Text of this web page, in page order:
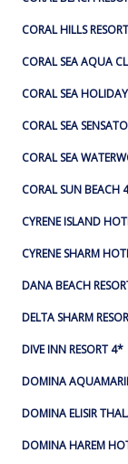
CORAL HILLS
CORAL SEA AQUA
CORAL SEA
CORAL SEA
CORAL SEA
CORAL SUN BEACH
CYRENE ISLAND
CYRENE SHARM
DANA BEACH
DELTA SHARM
DIVE INN RESORT 4*
DOMINA
DOMINA ELISIR
DOMINA HAREM